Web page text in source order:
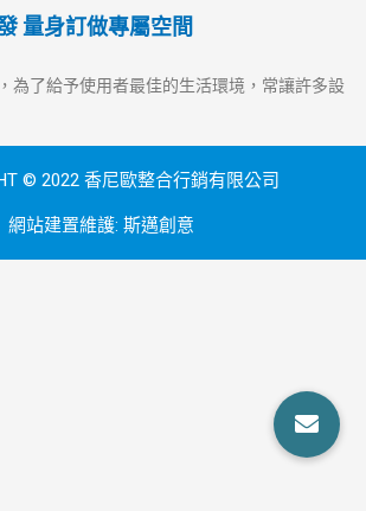
量身訂做專屬空間
為了給予使用者最佳的生活環境，常讓許多設
© 2022 香尼歐整合行銷有限公司
網站建置維護: 斯邁創意